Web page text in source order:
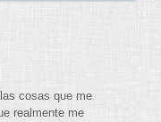
cosas que me
realmente me